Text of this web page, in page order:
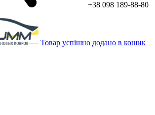
+38 098 189-88-80
Товар успішно додано в кошик